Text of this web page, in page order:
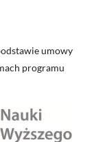
umowy
programu